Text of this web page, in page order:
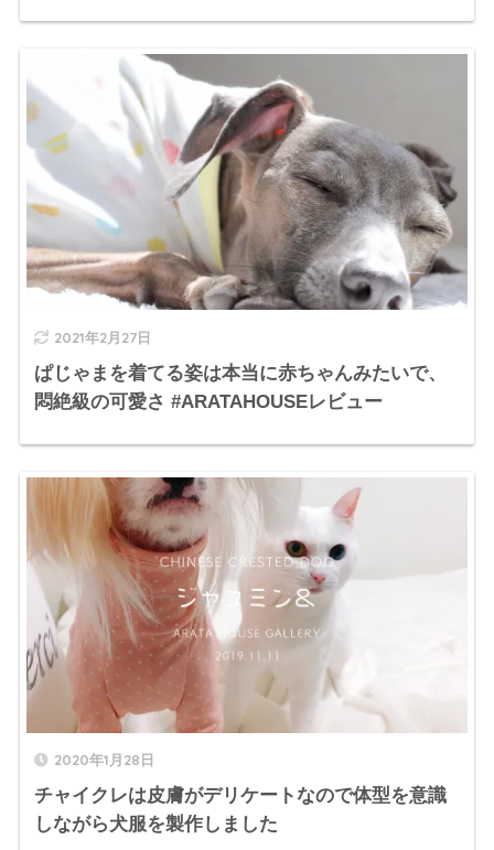
2021年2月27日
ぱじゃまを着てる姿は本当に赤ちゃんみたいで、
悶絶級の可愛さ #ARATAHOUSEレビュー
2020年1月28日
チャイクレは皮膚がデリケートなので体型を意識
しながら犬服を製作しました